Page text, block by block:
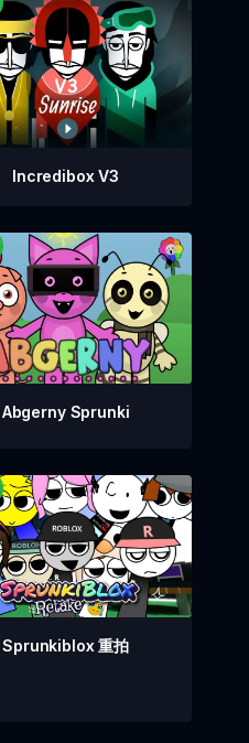
Incredibox V3
Abgerny Sprunki
Sprunkiblox 重拍